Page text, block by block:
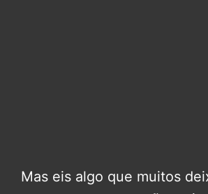
Mas eis algo que muitos